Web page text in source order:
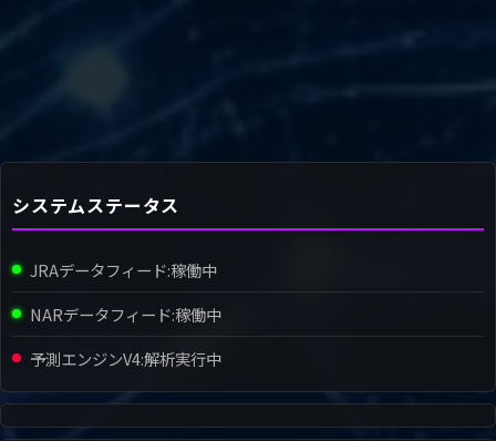
システムステータス
JRAデータフィード:稼働中
NARデータフィード:稼働中
予測エンジンV4:解析実行中